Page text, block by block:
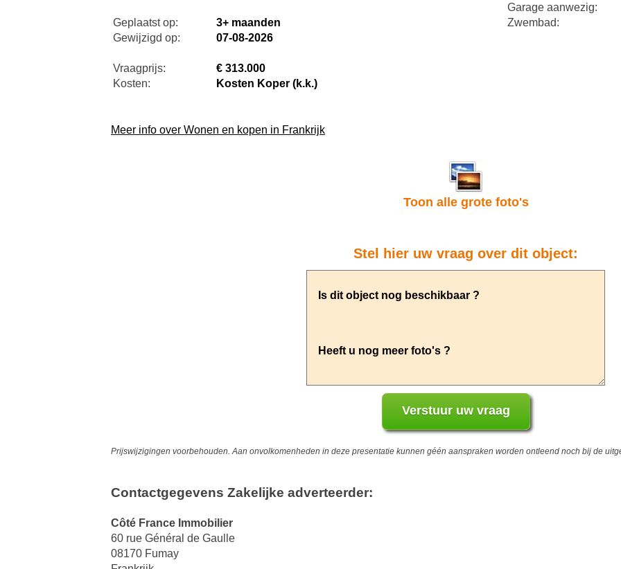
Geplaatst op:
3+ maanden
Gewijzigd op:
07-08-2026
Vraagprijs:
€ 313.000
Kosten:
Kosten Koper (k.k.)
Garage aanwezig:
Zwembad:
Meer info over Wonen en kopen in Frankrijk
Toon alle grote foto's
Stel hier uw vraag over dit object:
Prijswijzigingen voorbehouden. Aan onvolkomenheden in deze presentatie kunnen géén aanspraken worden ontleend noch bij de
Contactgegevens Zakelijke adverteerder:
Côté France Immobilier
60 rue Général de Gaulle
08170 Fumay